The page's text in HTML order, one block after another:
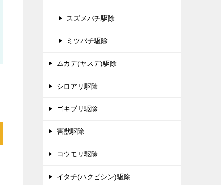
スズメバチ駆除
ミツバチ駆除
ムカデ(ヤスデ)駆除
シロアリ駆除
ゴキブリ駆除
害獣駆除
コウモリ駆除
イタチ(ハクビシン)駆除